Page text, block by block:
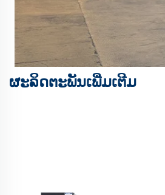
ຜະລິດຕະພັນເພີ່ມເຕີມ